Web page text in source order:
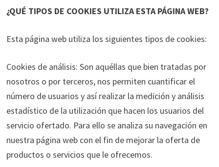
¿QUÉ TIPOS DE COOKIES UTILIZA ESTA PÁGINA WEB?
Esta página web utiliza los siguientes tipos de cookies:
Cookies de análisis: Son aquéllas que bien tratadas por
nosotros o por terceros, nos permiten cuantificar el
número de usuarios y así realizar la medición y análisis
estadístico de la utilización que hacen los usuarios del
servicio ofertado. Para ello se analiza su navegación en
nuestra página web con el fin de mejorar la oferta de
productos o servicios que le ofrecemos.